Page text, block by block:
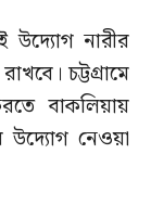
উদ্যোগ নারীর
চট্টগ্রামে
বাকলিয়ায়
উদ্যোগ নেওয়া